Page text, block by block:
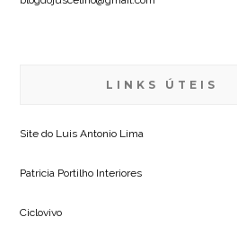
LINKS ÚTEIS
Site do Luis Antonio Lima
Patricia Portilho Interiores
Ciclovivo